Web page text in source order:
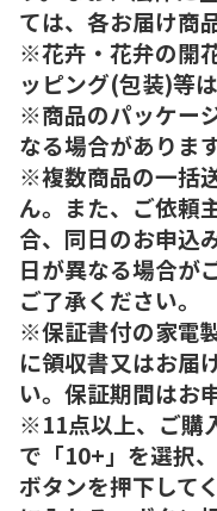
ては、各お届け商
※花卉・花弁の開
ッピング(包装)等
※商品のパッケー
なる場合があります
※複数商品の一括
ん。また、ご依頼
合、同日のお申込
日が異なる場合が
ご了承ください。
※保証書付の家電
に領収書又はお届
い。保証期間はお
※11点以上、ご購
で「10+」を選択
ボタンを押下して